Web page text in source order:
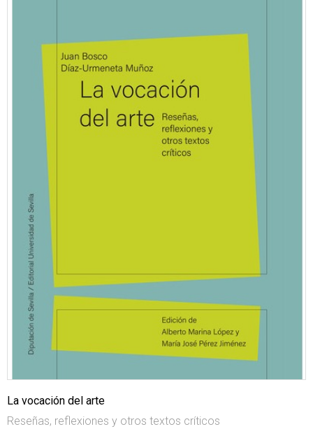
La vocación del arte
Reseñas, reflexiones y otros textos críticos